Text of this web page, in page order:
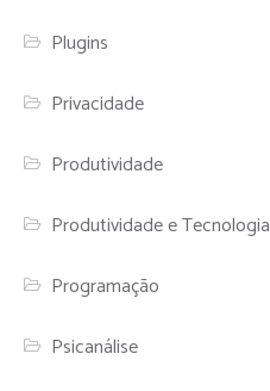
Plugins
Privacidade
Produtividade
Produtividade e Tecnologia
Programação
Psicanálise